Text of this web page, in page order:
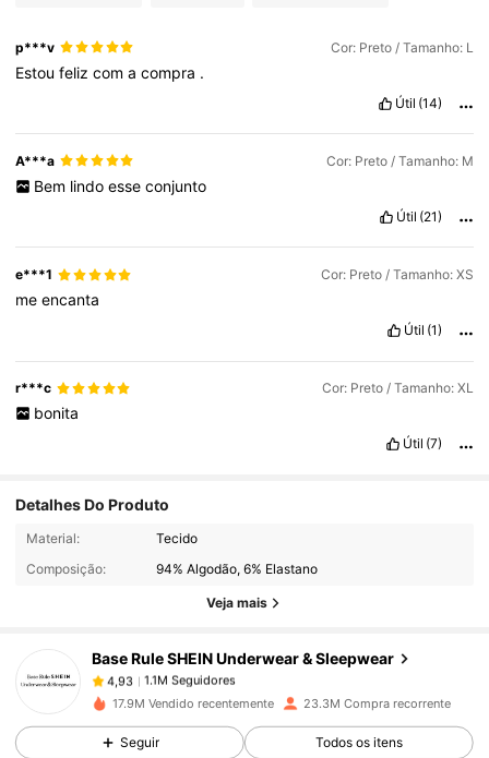
p***v Cor: Preto / Tamanho: L
Estoufelizcomacompra .
Útil (14)
A***a Cor: Preto / Tamanho: M
Bem lindo esse conjunto
Útil (21)
e***1 Cor: Preto / Tamanho: XS
meencanta
Útil (1)
r***c Cor: Preto / Tamanho: XL
bonita
Útil (7)
Detalhes Do Produto
Material:
Tecido
Composição:
94% Algodão, 6% Elastano
Veja mais
Base Rule SHEIN Underwear & Sleepwear
4,93
1.1M Seguidores
l***s pago1 dia atrás
4,93 1.1M Seguidores
17.9M Vendido recentemente 23.3M Compra recorrente
Seguir Todos os itens